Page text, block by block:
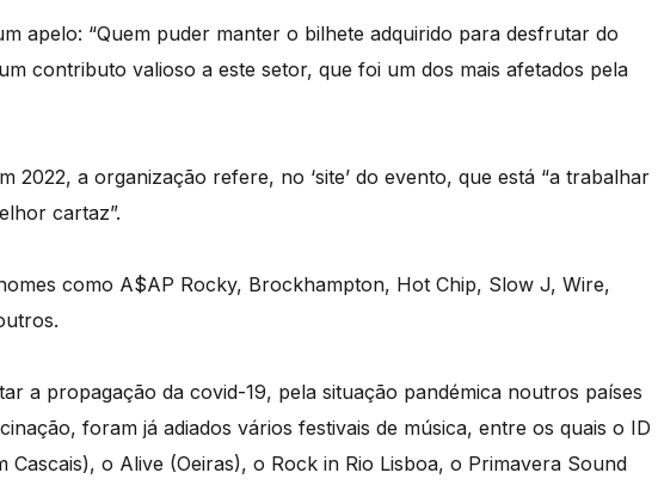
apelo: “Quem puder manter o bilhete adquirido para desfrutar do
contributo valioso a este setor, que foi um dos mais afetados pela
2022, a organização refere, no ‘site’ do evento, que está “a trabalhar
cartaz”.
como A$AP Rocky, Brockhampton, Hot Chip, Slow J, Wire,
a propagação da covid-19, pela situação pandémica noutros países
foram já adiados vários festivais de música, entre os quais o ID
Cascais), o Alive (Oeiras), o Rock in Rio Lisboa, o Primavera Sound